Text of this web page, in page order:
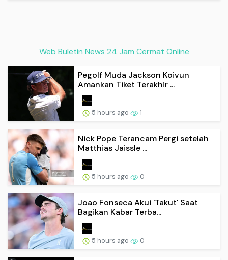
Web Buletin News 24 Jam Cermat Online
Pegolf Muda Jackson Koivun
Amankan Tiket Terakhir ...
5 hours ago 1
Nick Pope Terancam Pergi setelah
Matthias Jaissle ...
5 hours ago 0
Joao Fonseca Akui 'Takut' Saat
Bagikan Kabar Terba...
5 hours ago 0